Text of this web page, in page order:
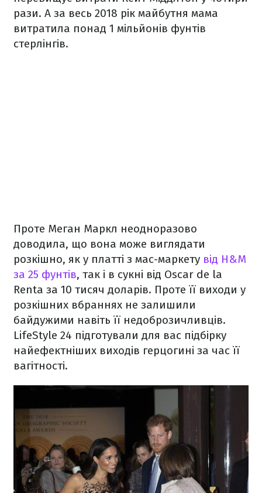
рази. А за весь 2018 рік майбутня мама
витратила понад 1 мільйонів фунтів
стерлінгів.
Проте Меган Маркл неодноразово
доводила, що вона може виглядати
розкішно, як у платті з мас-маркету від H&M
за 25 фунтів, так і в сукні від Oscar de la
Renta за 10 тисяч доларів. Проте її виходи у
розкішних вбраннях не залишили
байдужими навіть її недоброзичливців.
LifeStyle 24 підготували для вас підбірку
найефектніших виходів герцогині за час її
вагітності.